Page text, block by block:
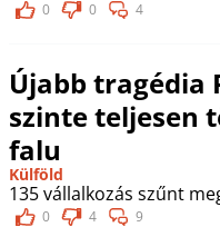
0 0 4
Újabb tragédia
szinte teljesen
falu
Külföld
135 vállalkozás szűnt
0 4 9